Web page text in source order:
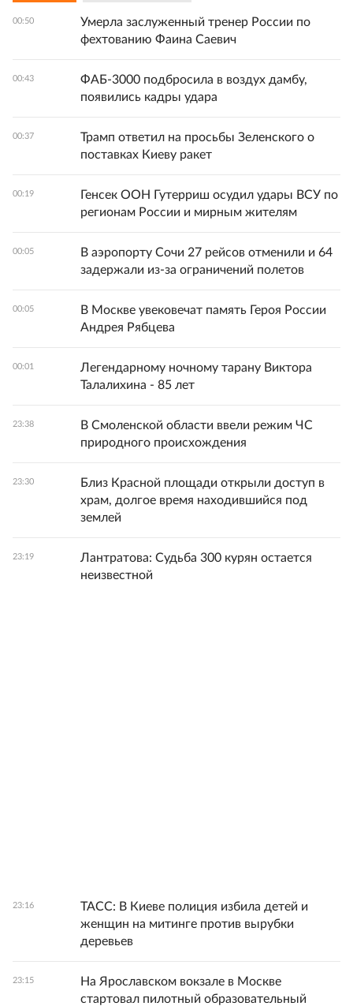
00:50
Умерла заслуженный тренер России по
фехтованию Фаина Саевич
00:43
ФАБ-3000 подбросила в воздух дамбу,
появились кадры удара
00:37
Трамп ответил на просьбы Зеленского о
поставках Киеву ракет
00:19
Генсек ООН Гутерриш осудил удары ВСУ по
регионам России и мирным жителям
00:05
В аэропорту Сочи 27 рейсов отменили и 64
задержали из-за ограничений полетов
00:05
В Москве увековечат память Героя России
Андрея Рябцева
00:01
Легендарному ночному тарану Виктора
Талалихина - 85 лет
23:38
В Смоленской области ввели режим ЧС
природного происхождения
23:30
Близ Красной площади открыли доступ в
храм, долгое время находившийся под
землей
23:19
Лантратова: Судьба 300 курян остается
неизвестной
23:16
ТАСС: В Киеве полиция избила детей и
женщин на митинге против вырубки
деревьев
23:15
На Ярославском вокзале в Москве
стартовал пилотный образовательный